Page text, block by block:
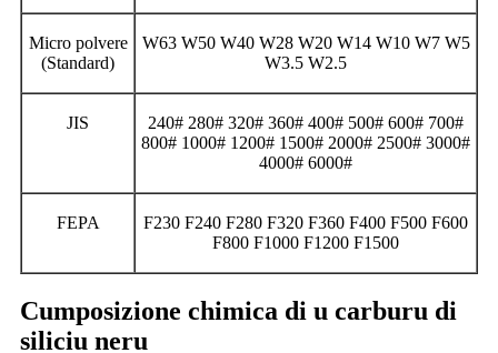
Micro polvere
(Standard)
W63 W50 W40 W28 W20 W14 W10 W7 W5
W3.5 W2.5
JIS
240# 280# 320# 360# 400# 500# 600# 700#
800# 1000# 1200# 1500# 2000# 2500# 3000#
4000# 6000#
FEPA
F230 F240 F280 F320 F360 F400 F500 F600
F800 F1000 F1200 F1500
Cumposizione chimica di u carburu di
siliciu neru